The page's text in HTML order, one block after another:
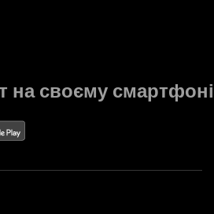
на своєму смартфоні